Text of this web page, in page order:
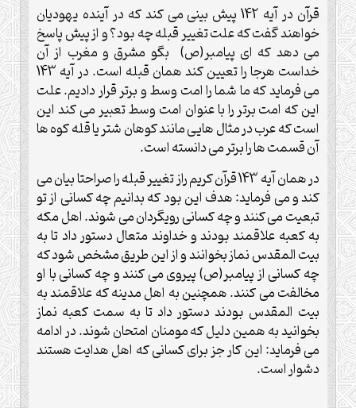
قرآن در آیه 142 پیش بینی می کند که در آینده یهودیان
خواهند گفت که علت تغییر قبله چه بود؟ و از پیش پاسخ
می دهد که ای پیامبر(ص) بگو مشرق و مغرب از آن
خداست هرجا را تعیین کند همان قبله است. در آیه 143
می فرماید که ما شما را امت وسط و برتر قرار دادیم. علت
این که امت برتر را با عنوان امت وسط تعبیر می کند این
است که عرب در مثال هایی مانند کوهان شتر یا قله کوه ها
آن قسمت ها را برتر می دانسته است.
در همان آیه 143 قرآن کریم راز تغییر قبله را صراحتا بیان می
کند و می فرماید: هدف این بود که بدانیم چه کسانی از تو
تبعیت می کنند و چه کسانی رویگردان می شوند. اهل مکه
به کعبه علاقمند بودند و خداوند متعال دستور داد تا به
بیت المقدس نماز بخوانند و از این طریق مشخص شود که
چه کسانی از پیامبر(ص) پیروی می کنند و چه کسانی با او
مخالفت می کنند. همچنین به اهل مدینه که علاقمند به
بیت المقدس بودند دستور داد تا به سمت کعبه نماز
بخوانید به همین دلیل که مومنان امتحان شوند. در ادامه
می فرماید: این کار جز برای کسانی که اهل هدایت هستند
دشوار است.